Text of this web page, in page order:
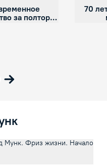
за полтора
70
Мунк. Фриз жизни. Начало